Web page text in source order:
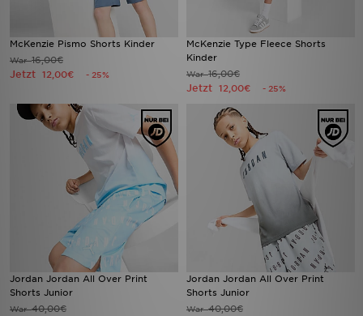
McKenzie Pismo Shorts Kinder
War16,00€
Jetzt 12,00€ - 25%
McKenzie Type Fleece Shorts
Kinder
War16,00€
Jetzt 12,00€ - 25%
Jordan Jordan All Over Print
Shorts Junior
War40,00€
Jordan Jordan All Over Print
Shorts Junior
War40,00€